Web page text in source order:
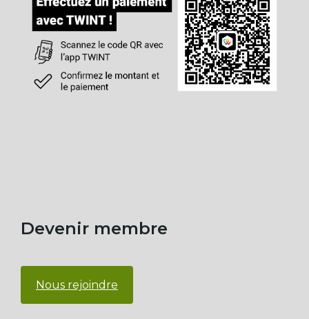
Devenir membre
Nous rejoindre